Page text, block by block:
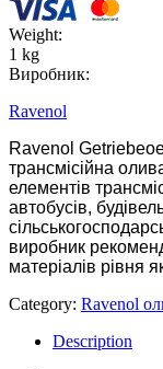
Weight:
1 kg
Виробник:
Ravenol
Ravenol
трансмісійна
елементів
автобусів,
виробник
матеріалів рівня
Category: Ravenol
Description